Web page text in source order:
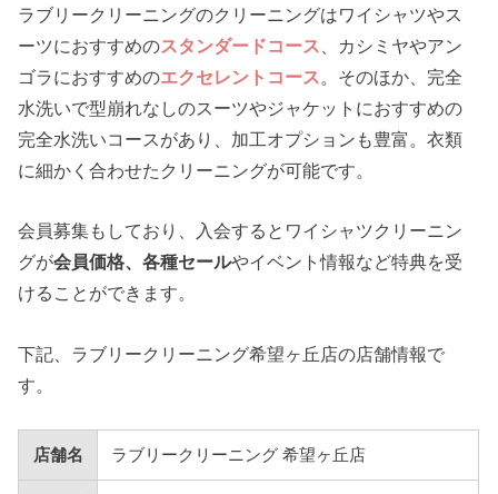
ラブリークリーニングのクリーニングはワイシャツやス
ーツにおすすめのスタンダードコース
、カシミヤやアン
ゴラにおすすめのエクセレントコース 。そのほか、完全
水洗いで型崩れなしのスーツやジャケットにおすすめの
完全水洗いコースがあり、加工オプションも豊富。衣類
に細かく合わせたクリーニングが可能です。
会員募集もしており、入会するとワイシャツクリーニン
グが会員価格、各種セールやイベント情報など特典を受
けることができます。
下記、ラブリークリーニング希望ヶ丘店の店舗情報で
す。
店舗名 ラブリークリーニング 希望ヶ丘店